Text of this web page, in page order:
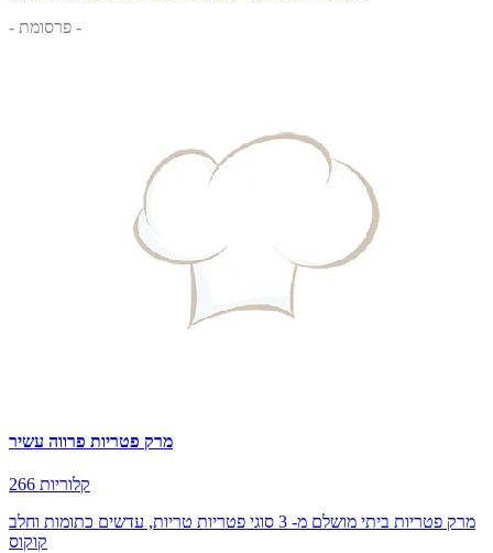
- פרסומת -
מרק פטריות פרווה עשיר
266 קלוריות
מרק פטריות ביתי מושלם מ- 3 סוגי פטריות טריות, עדשים כתומות וחלב
קוקוס